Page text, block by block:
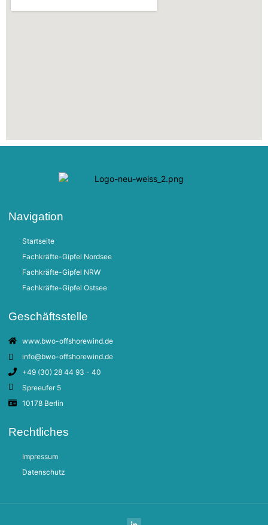
Navigation
Startseite
Fachkräfte-Gipfel Nordsee
Fachkräfte-Gipfel NRW
Fachkräfte-Gipfel Ostsee
Geschäftsstelle
www.bwo-offshorewind.de
info@bwo-offshorewind.de
+49 (30) 28 44 93 - 40
Spreeufer 5
10178 Berlin
Rechtliches
Impressum
Datenschutz